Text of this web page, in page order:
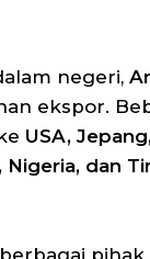
negeri,
ekspor.
USA,
Nigeria, dan